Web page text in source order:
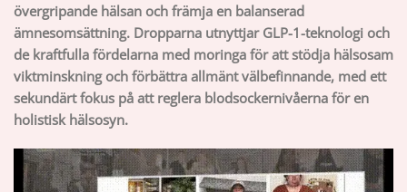
övergripande hälsan och främja en balanserad
ämnesomsättning. Dropparna utnyttjar GLP-1-teknologi och
de kraftfulla fördelarna med moringa för att stödja hälsosam
viktminskning och förbättra allmänt välbefinnande, med ett
sekundärt fokus på att reglera blodsockernivåerna för en
holistisk hälsosyn.